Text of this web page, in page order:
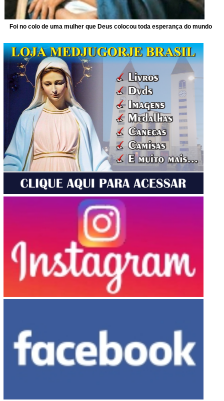
Foi no colo de uma mulher que Deus colocou toda esperança do mundo